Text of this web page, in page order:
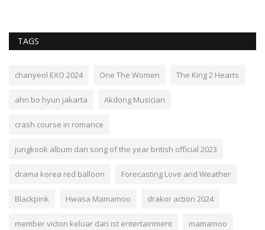
TAGS
chanyeol EXO 2024 One The Women The King 2 Hearts
ahn bo hyun jakarta Akdong Musician
crash course in romance
jungkook album dan song of the year british official 2023
drama korea red balloon Forecasting Love and Weather
Blackpink Hwasa Mamamoo drakor action 2024
member victon keluar dari ist entertainment mamamoo